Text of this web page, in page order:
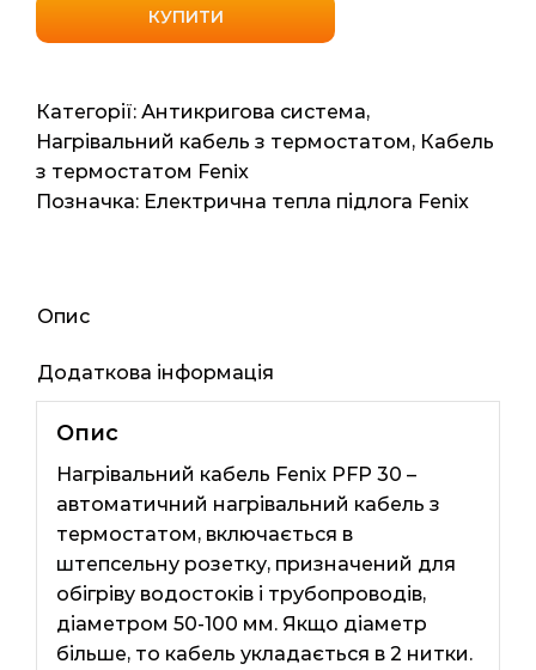
вбудованим
Fenix
(Чехія)
PFP
30
КУПИТИ
Категорії: Антикригова система,
Нагрівальний кабель з термостатом, Кабель
з термостатом Fenix
Позначка: Електрична тепла підлога Fenix
Опис
Додаткова інформація
Опис
Нагрівальний кабель Fenix ​​PFP 30 –
автоматичний нагрівальний кабель з
термостатом, включається в
штепсельну розетку, призначений для
обігріву водостоків і трубопроводів,
діаметром 50-100 мм. Якщо діаметр
більше, то кабель укладається в 2 нитки.